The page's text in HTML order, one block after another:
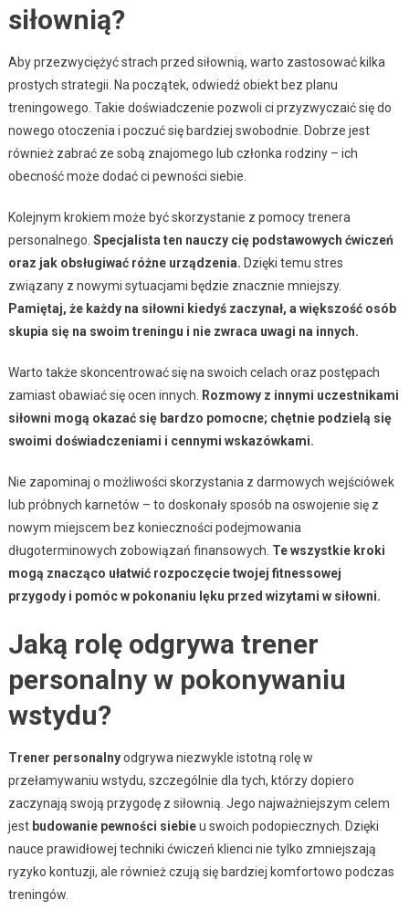
siłownią?
Aby przezwyciężyć strach przed siłownią, warto zastosować kilka
prostych strategii. Na początek, odwiedź obiekt bez planu
treningowego. Takie doświadczenie pozwoli ci przyzwyczaić się do
nowego otoczenia i poczuć się bardziej swobodnie. Dobrze jest
również zabrać ze sobą znajomego lub członka rodziny – ich
obecność może dodać ci pewności siebie.
Kolejnym krokiem może być skorzystanie z pomocy trenera
personalnego. Specjalista ten nauczy cię podstawowych ćwiczeń
oraz jak obsługiwać różne urządzenia. Dzięki temu stres
związany z nowymi sytuacjami będzie znacznie mniejszy.
Pamiętaj, że każdy na siłowni kiedyś zaczynał, a większość osób
skupia się na swoim treningu i nie zwraca uwagi na innych.
Warto także skoncentrować się na swoich celach oraz postępach
zamiast obawiać się ocen innych.
Rozmowy z innymi uczestnikami
siłowni mogą okazać się bardzo pomocne; chętnie podzielą się
swoimi doświadczeniami i cennymi wskazówkami.
Nie zapominaj o możliwości skorzystania z darmowych wejściówek
lub próbnych karnetów – to doskonały sposób na oswojenie się z
nowym miejscem bez konieczności podejmowania
długoterminowych zobowiązań finansowych. Te wszystkie kroki
mogą znacząco ułatwić rozpoczęcie twojej fitnessowej
przygody i pomóc w pokonaniu lęku przed wizytami w siłowni.
Jaką rolę odgrywa trener
personalny w pokonywaniu
wstydu?
Trener personalnyodgrywa niezwykle istotną rolę w
przełamywaniu wstydu, szczególnie dla tych, którzy dopiero
zaczynają swoją przygodę z siłownią. Jego najważniejszym celem
jest budowanie pewności siebieu swoich podopiecznych. Dzięki
nauce prawidłowej techniki ćwiczeń klienci nie tylko zmniejszają
ryzyko kontuzji, ale również czują się bardziej komfortowo podczas
treningów.